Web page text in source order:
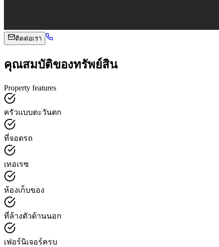
ติดต่อเรา
คุณสมบัติของทรัพย์สิน
Property features
ครัวแบบตะวันตก
ที่จอดรถ
เทอเรซ
ห้องเก็บของ
ที่ล้างตัวด้านนอก
เฟอร์นิเจอร์ครบ